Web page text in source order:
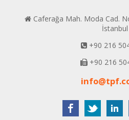
Caferağa Mah. Moda Cad.
İstanbul
+90 216
+90 216